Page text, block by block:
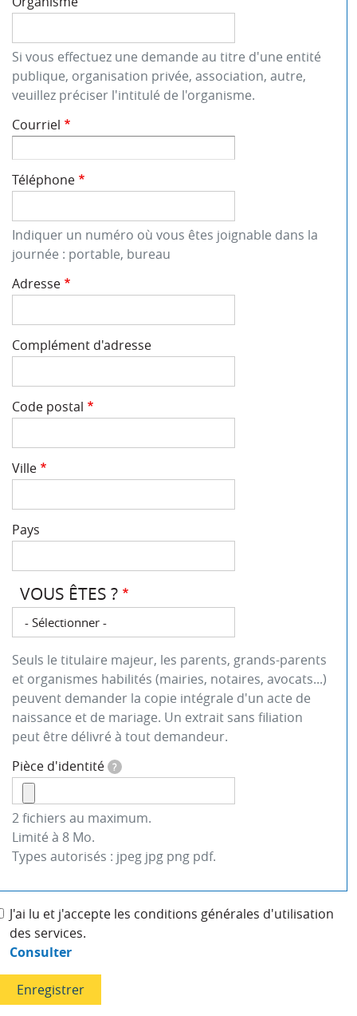
Si vous effectuez une demande au titre d'une entité
publique, organisation privée, association, autre,
veuillez préciser l'intitulé de l'organisme.
Courriel
Téléphone
Indiquer un numéro où vous êtes joignable dans la
journée : portable, bureau
Adresse
Complément d'adresse
Code postal
Ville
Pays
VOUS ÊTES ?
Vous
êtes
Seuls le titulaire majeur, les parents, grands-parents
et organismes habilités (mairies, notaires, avocats...)
peuvent demander la copie intégrale d'un acte de
naissance et de mariage. Un extrait sans filiation
peut être délivré à tout demandeur.
Pièce d'identité
?
2 fichiers au maximum.
Limité à 8 Mo.
Types autorisés : jpeg jpg png pdf.
J'ai lu et j'accepte les conditions générales d'utilisation
des services.
Consulter
Enregistrer